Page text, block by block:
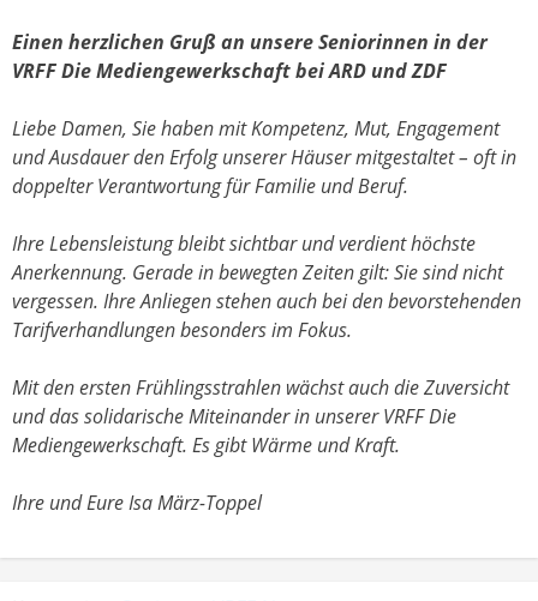
Einen herzlichen Gruß an unsere Seniorinnen in der
VRFF Die Mediengewerkschaft bei ARD und ZDF
Liebe Damen, Sie haben mit Kompetenz, Mut, Engagement
und Ausdauer den Erfolg unserer Häuser mitgestaltet – oft in
doppelter Verantwortung für Familie und Beruf.
Ihre Lebensleistung bleibt sichtbar und verdient höchste
Anerkennung. Gerade in bewegten Zeiten gilt: Sie sind nicht
vergessen. Ihre Anliegen stehen auch bei den bevorstehenden
Tarifverhandlungen besonders im Fokus.
Mit den ersten Frühlingsstrahlen wächst auch die Zuversicht
und das solidarische Miteinander in unserer VRFF Die
Mediengewerkschaft. Es gibt Wärme und Kraft.
Ihre und Eure Isa März-Toppel